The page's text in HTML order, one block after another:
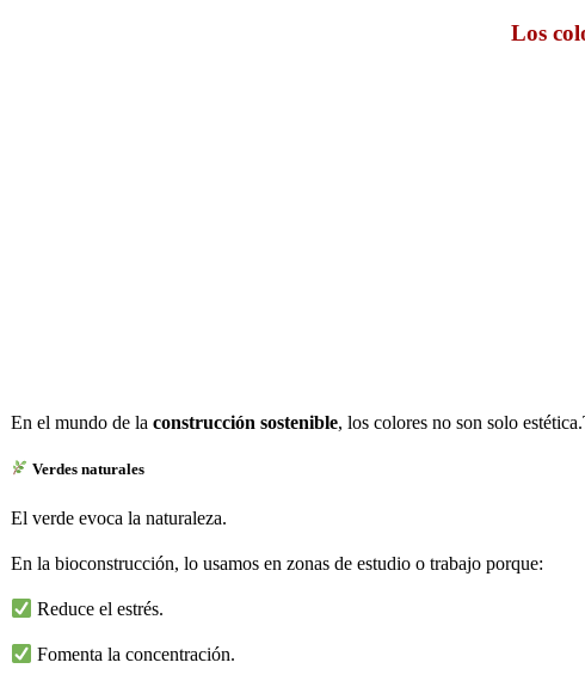
Los
En el mundo de la construcción sostenible, los colores no son solo
Verdes naturales
El verde evoca la naturaleza.
En la bioconstrucción, lo usamos en zonas de estudio o trabajo porque:
Reduce el estrés.
Fomenta la concentración.